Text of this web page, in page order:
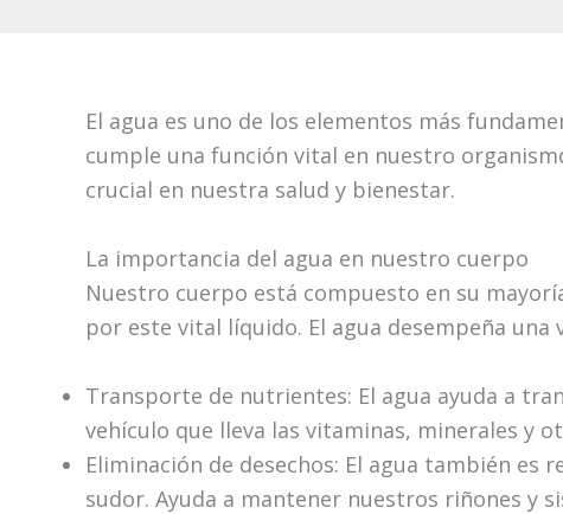
El agua es uno de los elementos más
cumple una función vital en nuestro
crucial en nuestra salud y bienestar.
La importancia del agua en nuestro cuerpo
Nuestro cuerpo está compuesto en su
por este vital líquido. El agua desempeña
Transporte de nutrientes: El agua ayuda a
vehículo que lleva las vitaminas, minerales y
Eliminación de desechos: El agua también
sudor. Ayuda a mantener nuestros riñones y